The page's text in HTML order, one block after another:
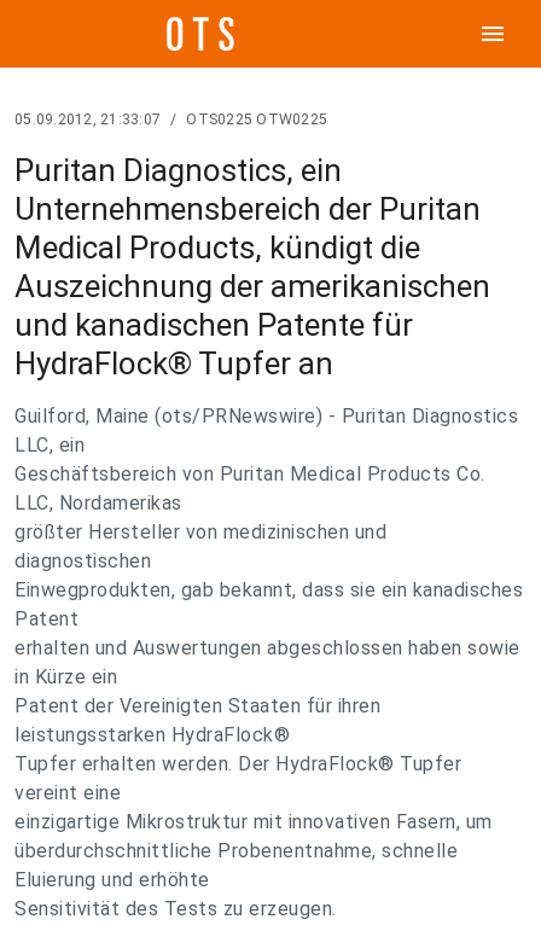
menu
05.09.2012, 21:33:07 / OTS0225 OTW0225
Puritan Diagnostics, ein
Unternehmensbereich der Puritan
Medical Products, kündigt die
Auszeichnung der amerikanischen
und kanadischen Patente für
HydraFlock® Tupfer an
Guilford, Maine (ots/PRNewswire) - Puritan Diagnostics
LLC, ein
Geschäftsbereich von Puritan Medical Products Co.
LLC, Nordamerikas
größter Hersteller von medizinischen und
diagnostischen
Einwegprodukten, gab bekannt, dass sie ein kanadisches
Patent
erhalten und Auswertungen abgeschlossen haben sowie
in Kürze ein
Patent der Vereinigten Staaten für ihren
leistungsstarken HydraFlock®
Tupfer erhalten werden. Der HydraFlock® Tupfer
vereint eine
einzigartige Mikrostruktur mit innovativen Fasern, um
überdurchschnittliche Probenentnahme, schnelle
Eluierung und erhöhte
Sensitivität des Tests zu erzeugen.